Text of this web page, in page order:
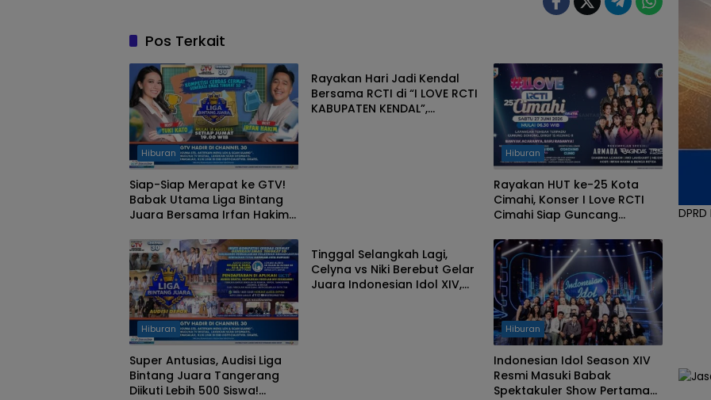
Pos Terkait
Hiburan
Siap-Siap Merapat ke GTV!
Babak Utama Liga Bintang
Juara Bersama Irfan Hakim
Agustus!
Rayakan Hari Jadi Kendal
Bersama RCTI di “I LOVE RCTI
KABUPATEN KENDAL”,
Hiburan
Rayakan HUT ke-25 Kota
Cimahi, Konser I Love RCTI
Cimahi Siap Guncang
Trio Macan hingga Shabrina
Leanor!
Hiburan
Super Antusias, Audisi Liga
Bintang Juara Tangerang
Diikuti Lebih 500 Siswa!
Tinggal Selangkah Lagi,
Celyna vs Niki Berebut Gelar
Juara Indonesian Idol XIV,
Hiburan
Indonesian Idol Season XIV
Resmi Masuki Babak
Spektakuler Show Pertama